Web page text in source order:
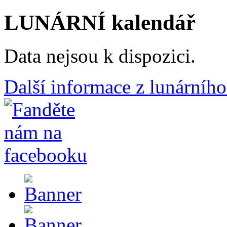
LUNÁRNÍ kalendář
Data nejsou k dispozici.
Další informace z